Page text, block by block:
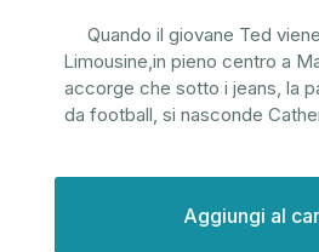
Quando il giovane Ted
Limousine,in pieno centro a
accorge che sotto i jeans, la
da football, si nasconde